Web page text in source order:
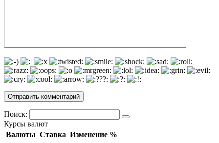
Поиск:
Курсы валют
Валюты Ставка Изменение %